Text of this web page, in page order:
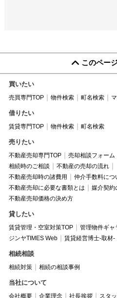
このペー
買いたい
売買専門TOP 物件検索 町名検索
借りたい
賃貸専門TOP 物件検索 町名検索
売りたい
不動産売却専門TOP 売却相談フォーム
相続時のご相談
不動産の売却の流れ
不動産売却時の諸費用
仲介手数料につ
不動産売却に必要な書類とは
媒介契約
不動産売却価格の決め方
貸したい
賃貸管理・空室対策TOP 管理物件ギャ
ジンヤTIMES Web
賃貸経営博士-取材-
相続相談
相続対策 相続の相談事例
当社について
会社概要 企業理念 社長挨拶 スタ